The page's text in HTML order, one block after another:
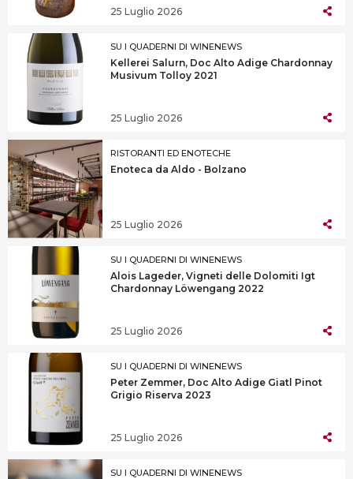
25 Luglio 2026
SU I QUADERNI DI WINENEWS
Kellerei Salurn, Doc Alto Adige Chardonnay
Musivum Tolloy 2021
25 Luglio 2026
RISTORANTI ED ENOTECHE
Enoteca da Aldo - Bolzano
25 Luglio 2026
SU I QUADERNI DI WINENEWS
Alois Lageder, Vigneti delle Dolomiti Igt
Chardonnay Löwengang 2022
25 Luglio 2026
SU I QUADERNI DI WINENEWS
Peter Zemmer, Doc Alto Adige Giatl Pinot
Grigio Riserva 2023
25 Luglio 2026
SU I QUADERNI DI WINENEWS